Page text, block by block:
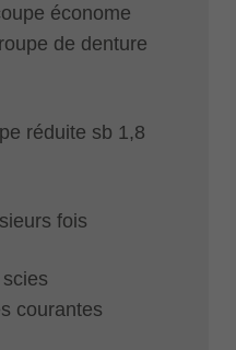
économe
de denture
réduite sb 1,8
fois
courantes